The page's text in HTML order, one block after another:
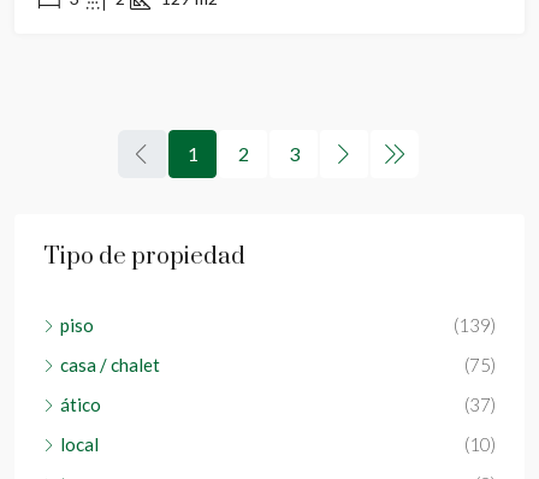
1 2 3
Tipo de propiedad
piso
(139)
casa / chalet
(75)
ático
(37)
local
(10)